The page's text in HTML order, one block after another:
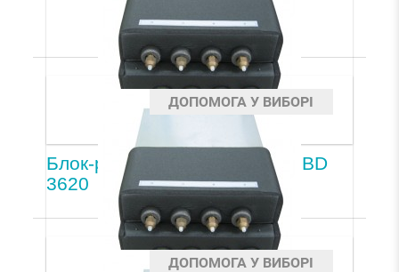
Блок-распределитель LG PMBD
3620
ДОПОМОГА У ВИБОРІ
ДОПОМОГА У ВИБОРІ